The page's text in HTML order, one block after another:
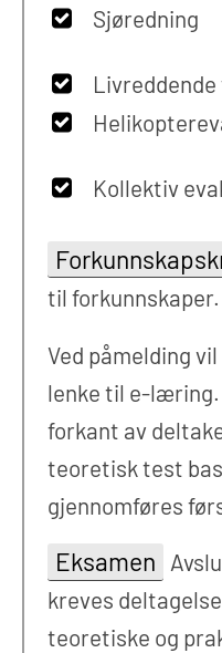
Sjøredning
Kollektiv
til forkunnskaper.
Ved påmelding
lenke til e-læring.
forkant av
teoretisk test
gjennomføres
Eksamen
kreves
teoretiske og